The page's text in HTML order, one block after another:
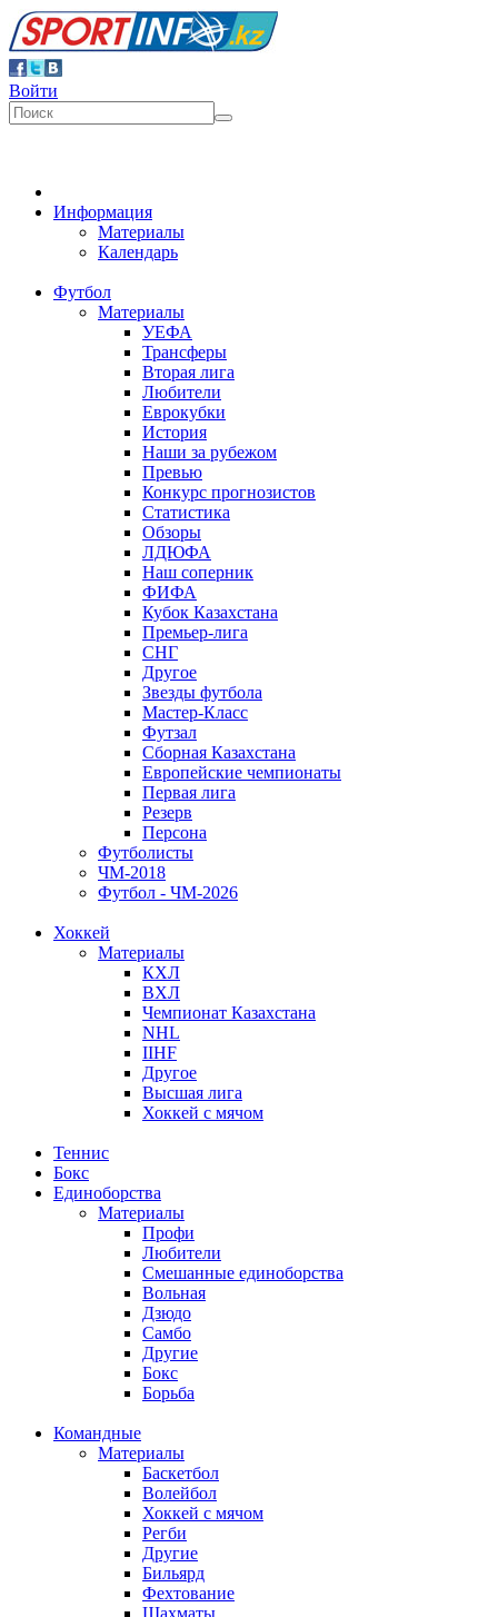
Войти
Информация
Материалы
Календарь
Футбол
Материалы
УЕФА
Трансферы
Вторая лига
Любители
Еврокубки
История
Наши за рубежом
Превью
Конкурс прогнозистов
Статистика
Обзоры
ЛДЮФА
Наш соперник
ФИФА
Кубок Казахстана
Премьер-лига
СНГ
Другое
Звезды футбола
Мастер-Класс
Футзал
Сборная Казахстана
Европейские чемпионаты
Первая лига
Резерв
Персона
Футболисты
ЧМ-2018
Футбол - ЧМ-2026
Хоккей
Материалы
КХЛ
ВХЛ
Чемпионат Казахстана
NHL
IIHF
Другое
Высшая лига
Хоккей с мячом
Теннис
Бокс
Единоборства
Материалы
Профи
Любители
Смешанные единоборства
Вольная
Дзюдо
Самбо
Другие
Бокс
Борьба
Командные
Материалы
Баскетбол
Волейбол
Хоккей с мячом
Регби
Другие
Бильярд
Фехтование
Шахматы